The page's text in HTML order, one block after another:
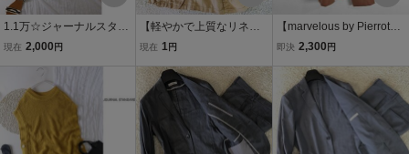
1.1万☆ジャーナルスタン
ダード JOURNAL STAND
リベスト Fサイズ☆M-B 4
302
現在 2,000 円
【軽やかで上質なリネン1
00％】JOURNAL STAND
ード テーラードジャケッ
ト ベージュ M 26
現在 1 円
【marvelous by Pierrot】
マーベラスバイピエロ ブ
ジレ ノースリーブ ベスト
レディース Mサイズ【新
品】【c043】
即決 2,300 円